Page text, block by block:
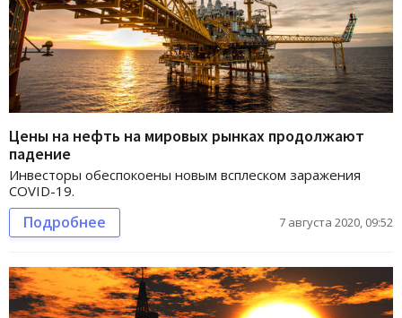
Цены на нефть на мировых рынках продолжают
падение
Инвесторы обеспокоены новым всплеском заражения
COVID-19.
Подробнее 7 августа 2020, 09:52